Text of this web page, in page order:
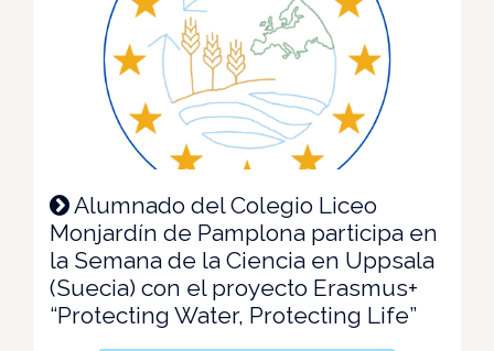
Alumnado del Colegio Liceo
Monjardín de Pamplona participa en
la Semana de la Ciencia en Uppsala
(Suecia) con el proyecto Erasmus+
“Protecting Water, Protecting Life”